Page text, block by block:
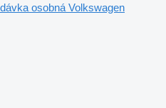
osobná Volkswagen